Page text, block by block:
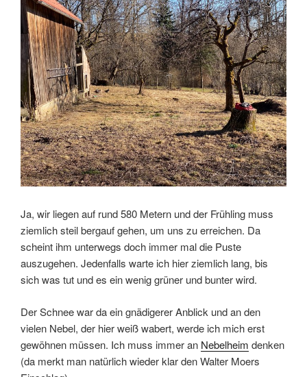
Ja, wir liegen auf rund 580 Metern und der Frühling muss
ziemlich steil bergauf gehen, um uns zu erreichen. Da
scheint ihm unterwegs doch immer mal die Puste
auszugehen. Jedenfalls warte ich hier ziemlich lang, bis
sich was tut und es ein wenig grüner und bunter wird.
Der Schnee war da ein gnädigerer Anblick und an den
vielen Nebel, der hier weiß wabert, werde ich mich erst
gewöhnen müssen. Ich muss immer an Nebelheim denken
(da merkt man natürlich wieder klar den Walter Moers